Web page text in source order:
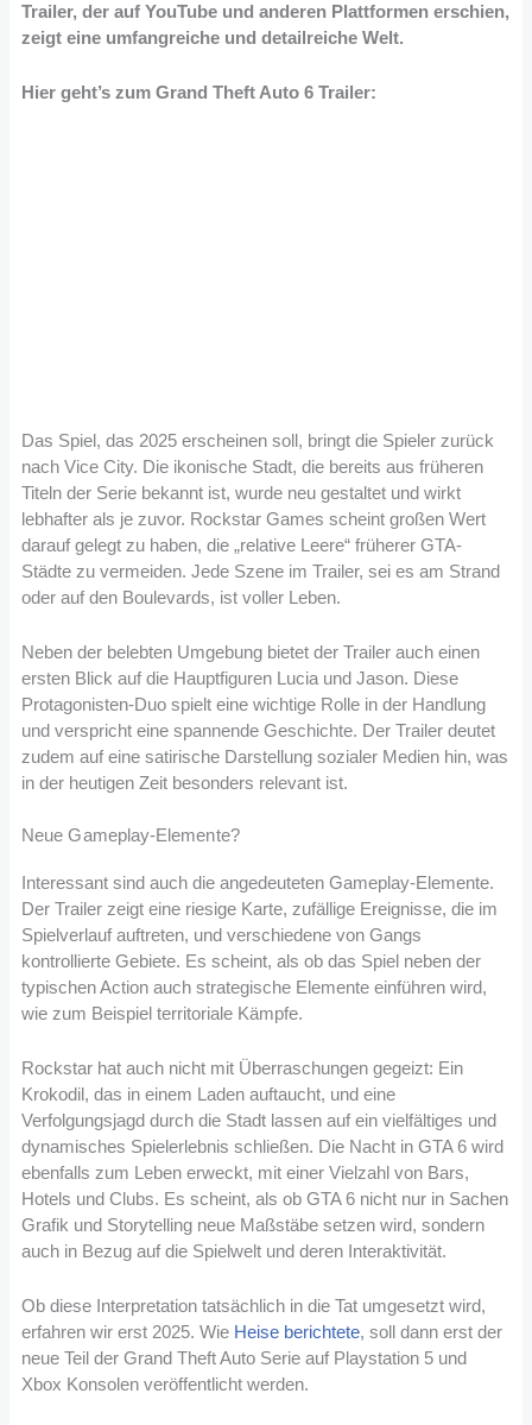
Trailer, der auf YouTube und anderen Plattformen erschien,
zeigt eine umfangreiche und detailreiche Welt​​.
Hier geht’s zum Grand Theft Auto 6 Trailer:
Das Spiel, das 2025 erscheinen soll, bringt die Spieler zurück
nach Vice City. Die ikonische Stadt, die bereits aus früheren
Titeln der Serie bekannt ist, wurde neu gestaltet und wirkt
lebhafter als je zuvor. Rockstar Games scheint großen Wert
darauf gelegt zu haben, die „relative Leere“ früherer GTA-
Städte zu vermeiden. Jede Szene im Trailer, sei es am Strand
oder auf den Boulevards, ist voller Leben​​.
Neben der belebten Umgebung bietet der Trailer auch einen
ersten Blick auf die Hauptfiguren Lucia und Jason. Diese
Protagonisten-Duo spielt eine wichtige Rolle in der Handlung
und verspricht eine spannende Geschichte. Der Trailer deutet
zudem auf eine satirische Darstellung sozialer Medien hin, was
in der heutigen Zeit besonders relevant ist​​.
Neue Gameplay-Elemente?
Interessant sind auch die angedeuteten Gameplay-Elemente.
Der Trailer zeigt eine riesige Karte, zufällige Ereignisse, die im
Spielverlauf auftreten, und verschiedene von Gangs
kontrollierte Gebiete. Es scheint, als ob das Spiel neben der
typischen Action auch strategische Elemente einführen wird,
wie zum Beispiel territoriale Kämpfe​​.
Rockstar hat auch nicht mit Überraschungen gegeizt: Ein
Krokodil, das in einem Laden auftaucht, und eine
Verfolgungsjagd durch die Stadt lassen auf ein vielfältiges und
dynamisches Spielerlebnis schließen. Die Nacht in GTA 6 wird
ebenfalls zum Leben erweckt, mit einer Vielzahl von Bars,
Hotels und Clubs. Es scheint, als ob GTA 6 nicht nur in Sachen
Grafik und Storytelling neue Maßstäbe setzen wird, sondern
auch in Bezug auf die Spielwelt und deren Interaktivität.
Ob diese Interpretation tatsächlich in die Tat umgesetzt wird,
erfahren wir erst 2025. Wie Heise berichtete, soll dann erst der
neue Teil der Grand Theft Auto Serie auf Playstation 5 und
Xbox Konsolen veröffentlicht werden.